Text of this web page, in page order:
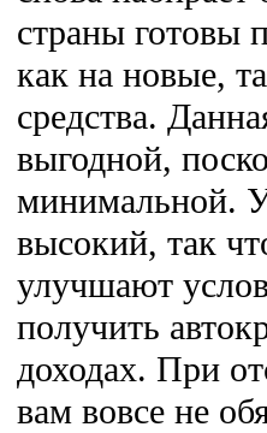
страны готовы
как на новые,
средства.
выгодной,
минимальной.
высокий, так
улучшают
получить
доходах. При
вам вовсе не